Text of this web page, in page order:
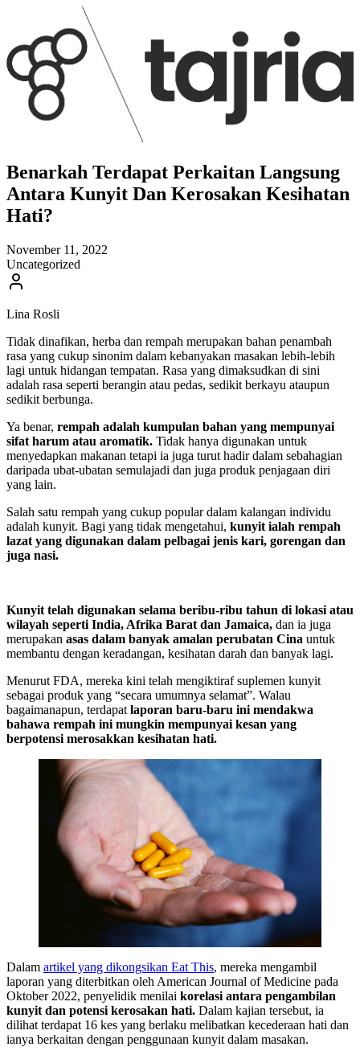
Benarkah Terdapat Perkaitan Langsung
Antara Kunyit Dan Kerosakan Kesihatan
Hati?
November 11, 2022
Uncategorized
Lina Rosli
Tidak dinafikan, herba dan rempah merupakan bahan penambah
rasa yang cukup sinonim dalam kebanyakan masakan lebih-lebih
lagi untuk hidangan tempatan. Rasa yang dimaksudkan di sini
adalah rasa seperti berangin atau pedas, sedikit berkayu ataupun
sedikit berbunga.
Ya benar, rempah adalah kumpulan bahan yang mempunyai
sifat harum atau aromatik. Tidak hanya digunakan untuk
menyedapkan makanan tetapi ia juga turut hadir dalam sebahagian
daripada ubat-ubatan semulajadi dan juga produk penjagaan diri
yang lain.
Salah satu rempah yang cukup popular dalam kalangan individu
adalah kunyit. Bagi yang tidak mengetahui, kunyit ialah rempah
lazat yang digunakan dalam pelbagai jenis kari, gorengan dan
juga nasi.
Kunyit telah digunakan selama beribu-ribu tahun di lokasi atau
wilayah seperti India, Afrika Barat dan Jamaica, dan ia juga
merupakan asas dalam banyak amalan perubatan Cina untuk
membantu dengan keradangan, kesihatan darah dan banyak lagi.
Menurut FDA, mereka kini telah mengiktiraf suplemen kunyit
sebagai produk yang “secara umumnya selamat”. Walau
bagaimanapun, terdapat laporan baru-baru ini mendakwa
bahawa rempah ini mungkin mempunyai kesan yang
berpotensi merosakkan kesihatan hati.
Dalam artikel yang dikongsikan Eat This, mereka mengambil
laporan yang diterbitkan oleh American Journal of Medicine pada
Oktober 2022, penyelidik menilai korelasi antara pengambilan
kunyit dan potensi kerosakan hati. Dalam kajian tersebut, ia
dilihat terdapat 16 kes yang berlaku melibatkan kecederaan hati dan
ianya berkaitan dengan penggunaan kunyit dalam masakan.